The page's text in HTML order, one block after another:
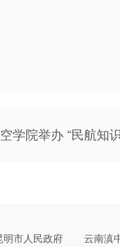
学院举办 “民航知
明市人民政府 云南滇